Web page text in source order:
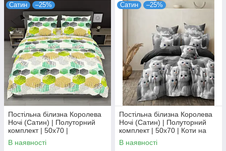
Сатин –25%
Постільна білизна Королева
Ночі (Сатин) | Полуторний
комплект | 50х70 |
Різнокольорова абстракція на
світлому
В наявності
Сатин –25%
Постільна білизна Королева
Ночі (Сатин) | Полуторний
комплект | 50х70 | Коти на
сірому
В наявності